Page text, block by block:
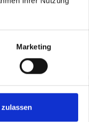
Marketing
zulassen
Mobilität
Sie sich bitte an